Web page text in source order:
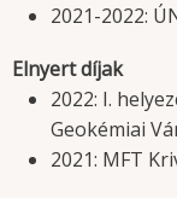
2021-2022:
Elnyert díjak
2022: I.
Geokémiai
2021: MFT